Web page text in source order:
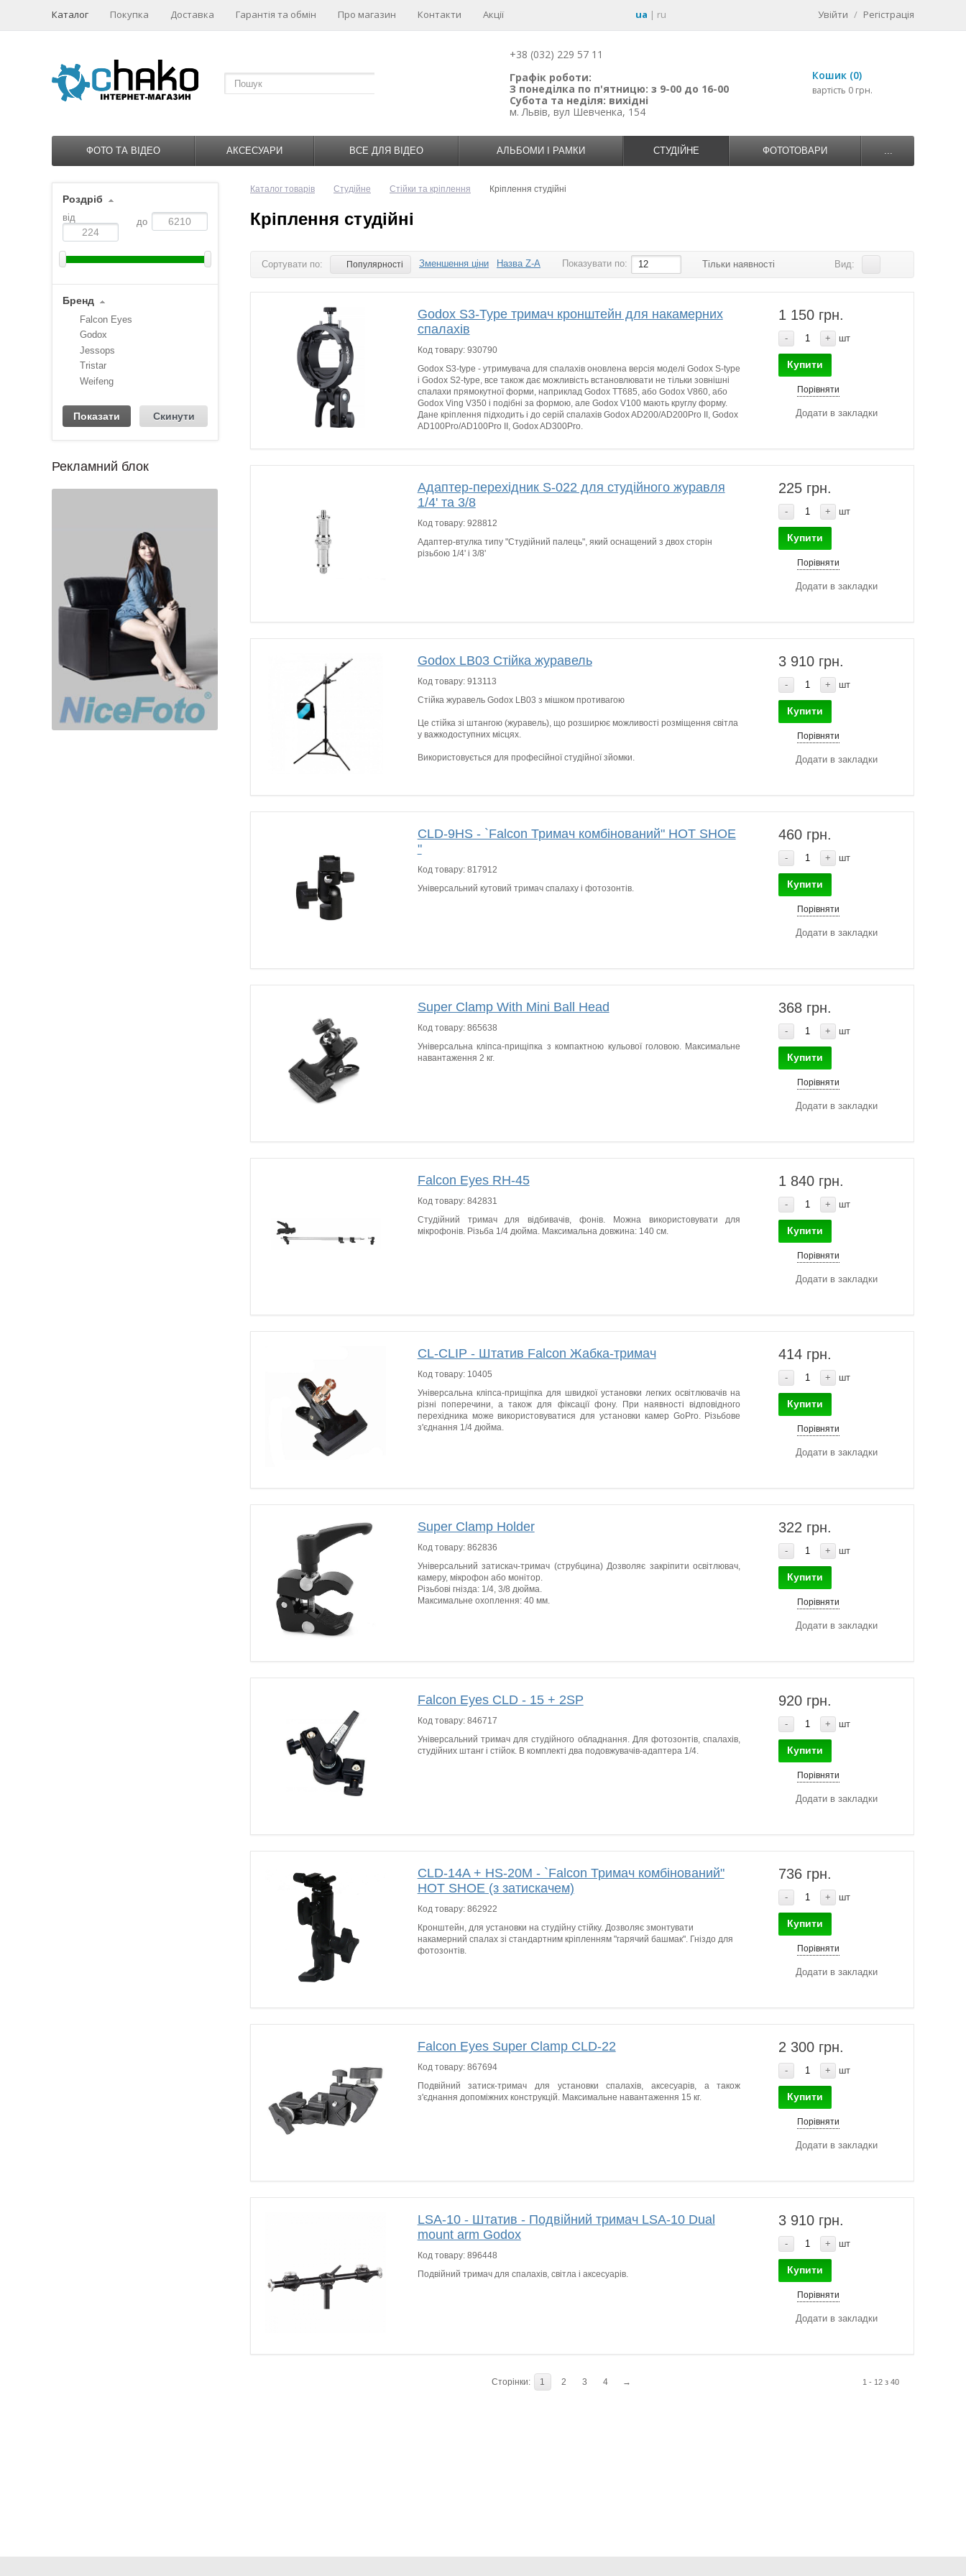
Каталог Покупка Доставка Гарантія та обмін Про магазин Контакти Акції ua | ru Увійти / Регістрація
+38 (032) 229 57 11
Графік роботи:
З понеділка по п'ятницю: з 9-00 до 16-00
Субота та неділя: вихідні
м. Львів, вул Шевченка, 154
Кошик (0)
вартість 0 грн.
ФОТО ТА ВІДЕО АКСЕСУАРИ ВСЕ ДЛЯ ВІДЕО АЛЬБОМИ І РАМКИ СТУДІЙНЕ ФОТОТОВАРИ ...
Роздріб
від до
Бренд
Falcon Eyes
Godox
Jessops
Tristar
Weifeng
1 2 3 4
Рекламний блок
Каталог товарів Студійне Стійки та кріплення Кріплення студійні
Кріплення студійні
Сортувати по: Популярності Зменшення ціни Назва Z-A Показувати по: 12 Тільки наявності Вид:
Godox S3-Type тримач кронштейн для накамерних
спалахів
Код товару: 930790
Godox S3-type - утримувача для спалахів оновлена версія моделі Godox S-type
і Godox S2-type, все також дає можливість встановлювати не тільки зовнішні
спалахи прямокутної форми, наприклад Godox TT685, або Godox V860, або
Godox Ving V350 і подібні за формою, але Godox V100 мають круглу форму.
Дане кріплення підходить і до серій спалахів Godox AD200/AD200Pro II, Godox
AD100Pro/AD100Pro II, Godox AD300Pro.
1 150 грн.
- + шт
Купити
Порівняти
Додати в закладки
Адаптер-перехідник S-022 для студійного журавля
1/4' та 3/8
Код товару: 928812
Адаптер-втулка типу "Студійний палець", який оснащений з двох сторін
різьбою 1/4' і 3/8'
225 грн.
- + шт
Купити
Порівняти
Додати в закладки
Godox LB03 Стійка журавель
Код товару: 913113
Стійка журавель Godox LB03 з мішком противагою
Це стійка зі штангою (журавель), що розширює можливості розміщення світла
у важкодоступних місцях.
Використовується для професійної студійної зйомки.
3 910 грн.
- + шт
Купити
Порівняти
Додати в закладки
CLD-9HS - `Falcon Тримач комбінований" HOT SHOE
"
Код товару: 817912
Універсальний кутовий тримач спалаху і фотозонтів.
460 грн.
- + шт
Купити
Порівняти
Додати в закладки
Super Clamp With Mini Ball Head
Код товару: 865638
Універсальна кліпса-прищіпка з компактною кульової головою. Максимальне
навантаження 2 кг.
368 грн.
- + шт
Купити
Порівняти
Додати в закладки
Falcon Eyes RH-45
Код товару: 842831
Студійний тримач для відбивачів, фонів. Можна використовувати для
мікрофонів. Різьба 1/4 дюйма. Максимальна довжина: 140 см.
1 840 грн.
- + шт
Купити
Порівняти
Додати в закладки
CL-CLIP - Штатив Falcon Жабка-тримач
Код товару: 10405
Універсальна кліпса-прищіпка для швидкої установки легких освітлювачів на
різні поперечини, а також для фіксації фону. При наявності відповідного
перехідника може використовуватися для установки камер GoPro. Різьбове
з'єднання 1/4 дюйма.
414 грн.
- + шт
Купити
Порівняти
Додати в закладки
Super Clamp Holder
Код товару: 862836
Універсальний затискач-тримач (струбцина) Дозволяє закріпити освітлювач,
камеру, мікрофон або монітор.
Різьбові гнізда: 1/4, 3/8 дюйма.
Максимальне охоплення: 40 мм.
322 грн.
- + шт
Купити
Порівняти
Додати в закладки
Falcon Eyes CLD - 15 + 2SP
Код товару: 846717
Універсальний тримач для студійного обладнання. Для фотозонтів, спалахів,
студійних штанг і стійок. В комплекті два подовжувачів-адаптера 1/4.
920 грн.
- + шт
Купити
Порівняти
Додати в закладки
CLD-14A + HS-20M - `Falcon Тримач комбінований"
HOT SHOE (з затискачем)
Код товару: 862922
Кронштейн, для установки на студійну стійку. Дозволяє змонтувати
накамерний спалах зі стандартним кріпленням "гарячий башмак". Гніздо для
фотозонтів.
736 грн.
- + шт
Купити
Порівняти
Додати в закладки
Falcon Eyes Super Clamp CLD-22
Код товару: 867694
Подвійний затиск-тримач для установки спалахів, аксесуарів, а також
з'єднання допоміжних конструкцій. Максимальне навантаження 15 кг.
2 300 грн.
- + шт
Купити
Порівняти
Додати в закладки
LSA-10 - Штатив - Подвійний тримач LSA-10 Dual
mount arm Godox
Код товару: 896448
Подвійний тримач для спалахів, світла і аксесуарів.
3 910 грн.
- + шт
Купити
Порівняти
Додати в закладки
1 - 12 з 40
Сторінки: 1 2 3 4 →